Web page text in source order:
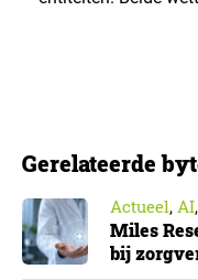
Gerelateerde
Actueel, AI,
Miles
bij